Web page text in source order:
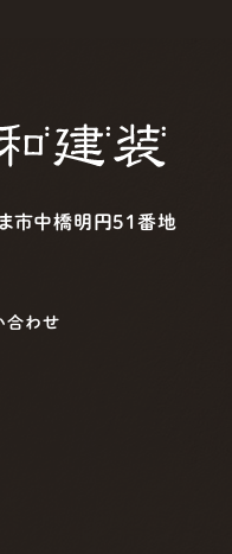
市中橋明円51番地
合わせ